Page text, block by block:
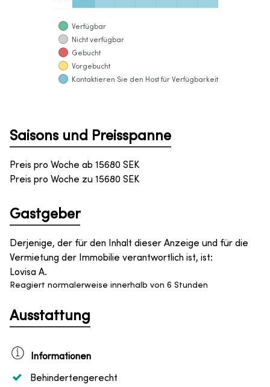
Verfügbar
Nicht verfügbar
Gebucht
Vorgebucht
Kontaktieren Sie den Host für Verfügbarkeit
Saisons und Preisspanne
Preis pro Woche ab 15680 SEK
Preis pro Woche zu 15680 SEK
Gastgeber
Derjenige, der für den Inhalt dieser Anzeige und für die
Vermietung der Immobilie verantwortlich ist, ist:
Lovisa A.
Reagiert normalerweise innerhalb von 6 Stunden
Ausstattung
Informationen
Behindertengerecht